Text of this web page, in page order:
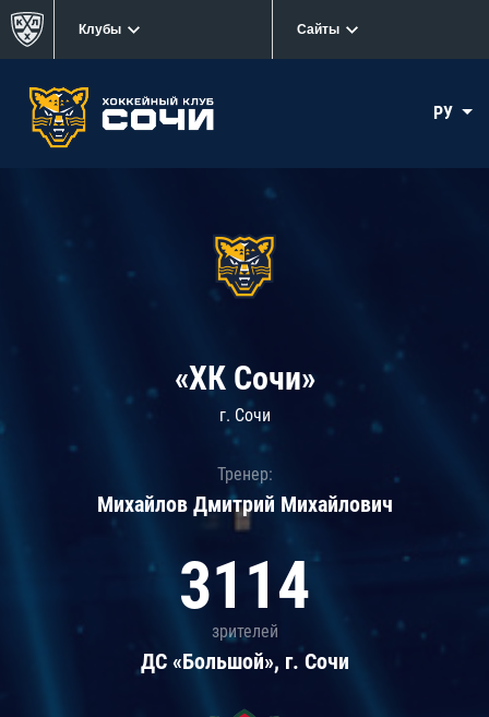
Клубы Сайты
РУ
«ХК Сочи»
г. Сочи
Тренер:
Михайлов Дмитрий Михайлович
3114
зрителей
ДС «Большой», г. Сочи